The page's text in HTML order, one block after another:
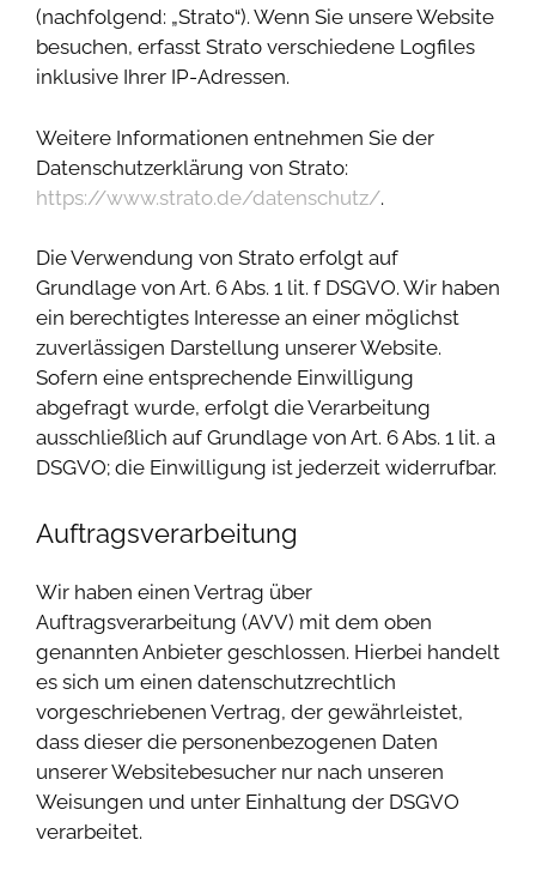
(nachfolgend: „Strato“). Wenn Sie unsere Website
besuchen, erfasst Strato verschiedene Logfiles
inklusive Ihrer IP-Adressen.
Weitere Informationen entnehmen Sie der
Datenschutzerklärung von Strato:
https://www.strato.de/datenschutz/.
Die Verwendung von Strato erfolgt auf
Grundlage von Art. 6 Abs. 1 lit. f DSGVO. Wir haben
ein berechtigtes Interesse an einer möglichst
zuverlässigen Darstellung unserer Website.
Sofern eine entsprechende Einwilligung
abgefragt wurde, erfolgt die Verarbeitung
ausschließlich auf Grundlage von Art. 6 Abs. 1 lit. a
DSGVO; die Einwilligung ist jederzeit widerrufbar.
Auftragsverarbeitung
Wir haben einen Vertrag über
Auftragsverarbeitung (AVV) mit dem oben
genannten Anbieter geschlossen. Hierbei handelt
es sich um einen datenschutzrechtlich
vorgeschriebenen Vertrag, der gewährleistet,
dass dieser die personenbezogenen Daten
unserer Websitebesucher nur nach unseren
Weisungen und unter Einhaltung der DSGVO
verarbeitet.